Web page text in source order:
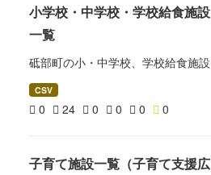
小学校・中学校・学校給食施設
一覧
砥部町の小・中学校、学校給食施設
CSV
0 24 0 0 0 0
子育て施設一覧（子育て支援広